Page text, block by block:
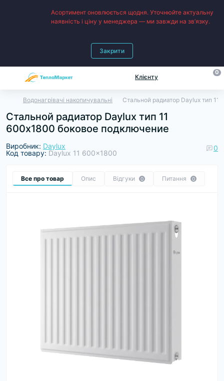
Асортимент оновлюється щодня. Уточнюйте актуальну
наявність і ціну у менеджера — ми завжди на зв’язку.
Закрити
Клієнту
0
Водонагрівачі накопичувальні Стальной радиатор Daylux тип
Стальной радиатор Daylux тип 11
600х1800 боковое подключение
Виробник: Daylux
Код товару: Daylux 11 600x1800
0
Все про товар Опис Відгуки 0 Питання 0